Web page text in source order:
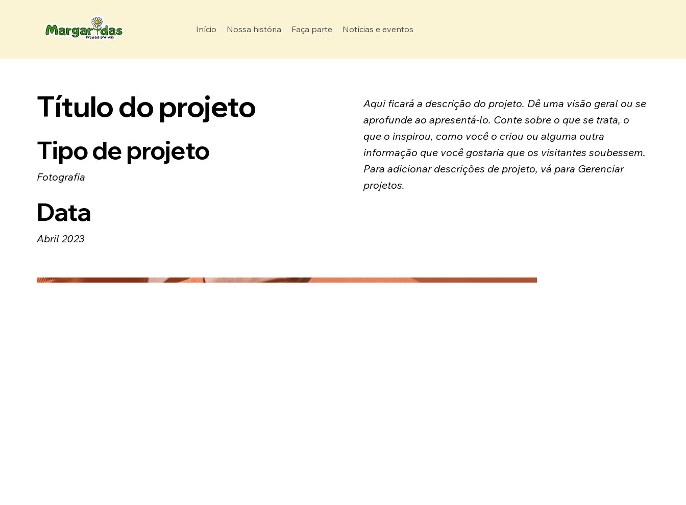
Início Nossa história Faça parte Notícias e eventos
Título do projeto
Tipo de projeto
Fotografia
Data
Abril 2023
Aqui ficará a descrição do projeto. Dê uma visão geral ou se
aprofunde ao apresentá-lo. Conte sobre o que se trata, o
que o inspirou, como você o criou ou alguma outra
informação que você gostaria que os visitantes soubessem.
Para adicionar descrições de projeto, vá para Gerenciar
projetos.